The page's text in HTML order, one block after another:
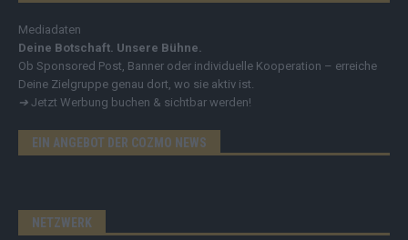
Mediadaten
Deine Botschaft. Unsere Bühne.
Ob Sponsored Post, Banner oder individuelle Kooperation – erreiche
Deine Zielgruppe genau dort, wo sie aktiv ist.
➔ Jetzt Werbung buchen & sichtbar werden!
EIN ANGEBOT DER COZMO NEWS
NETZWERK